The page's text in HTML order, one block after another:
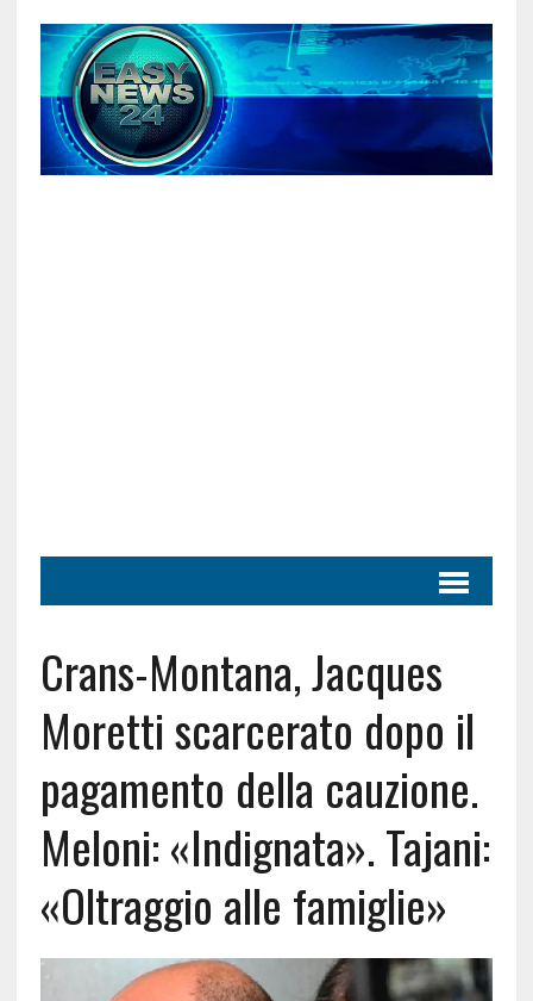
Crans-Montana, Jacques
Moretti scarcerato dopo il
pagamento della cauzione.
Meloni: «Indignata». Tajani:
«Oltraggio alle famiglie»